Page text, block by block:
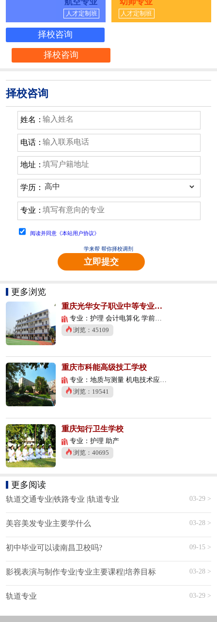
人才定制班 人才定制班
择校咨询
择校咨询
择校咨询
姓名：
电话：
地址：
学历：
专业：
阅读并同意《本站用户协议》
学来帮 帮你择校调剂
立即提交
更多浏览
重庆光华女子职业中等专业学校
专业：护理 会计电算化 学前教育
浏览：45109
重庆市科能高级技工学校
专业：地质与测量 机电技术应用 数控技术应用
浏览：19541
重庆知行卫生学校
专业：护理 助产
浏览：40695
更多阅读
轨道交通专业|铁路专业 |轨道专业 03-29 >
美容美发专业主要学什么 03-28 >
初中毕业可以读南昌卫校吗? 09-15 >
影视表演与制作专业|专业主要课程|培养目标 03-28 >
轨道专业 03-29 >